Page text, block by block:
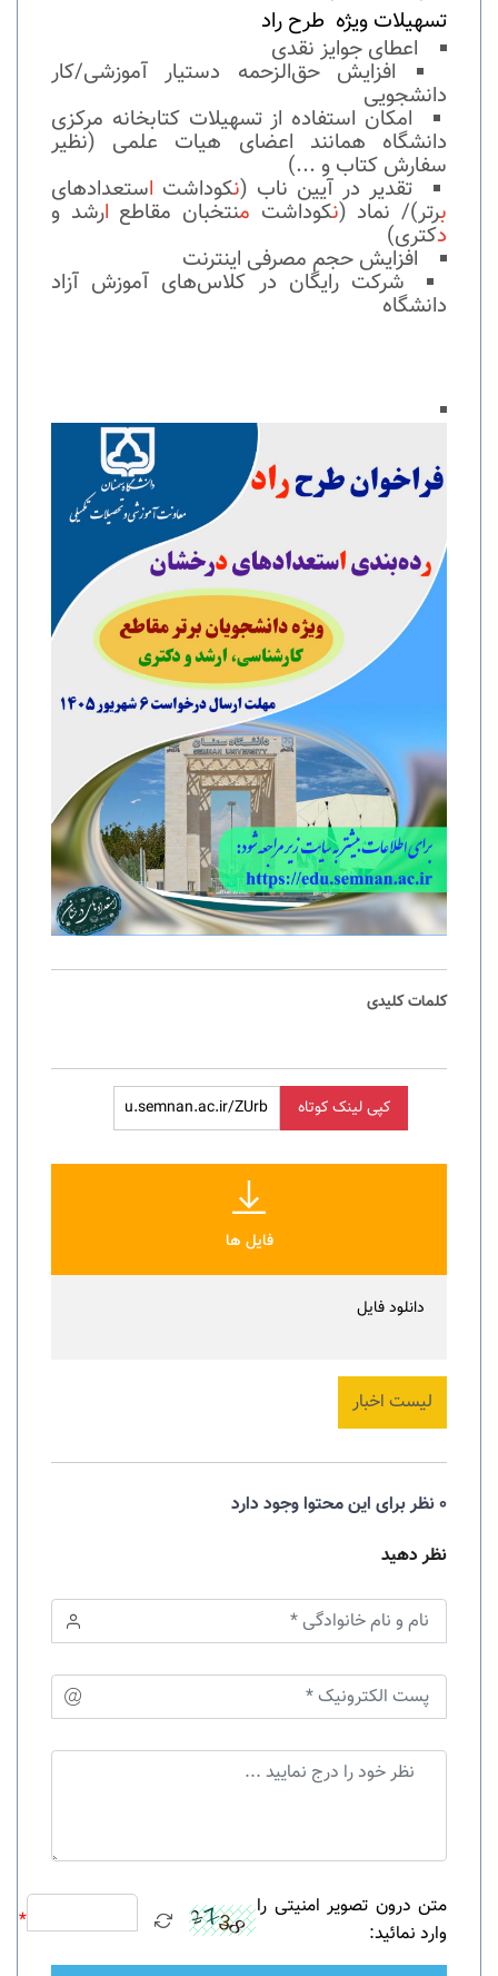
تسهیلات ویژه طرح راد
اعطای جوایز نقدی
افزایش حق‌الزحمه دستیار آموزشی/کار
دانشجویی
امکان استفاده از تسهیلات کتابخانه مرکزی
دانشگاه همانند اعضای هیات علمی (نظیر
سفارش کتاب و ...)
تقدیر در آیین ناب (نکوداشت استعدادهای
برتر)/ نماد (نکوداشت منتخبان مقاطع ارشد و
دکتری)
افزایش حجم مصرفی اینترنت
شرکت رایگان در کلاس­‌های آموزش آزاد
دانشگاه
کلمات کلیدی
کپی لینک کوتاه
فایل ها
دانلود فایل
لیست اخبار
0 نظر برای این محتوا وجود دارد
نظر دهید
متن درون تصویر امنیتی را
وارد نمائید:
*